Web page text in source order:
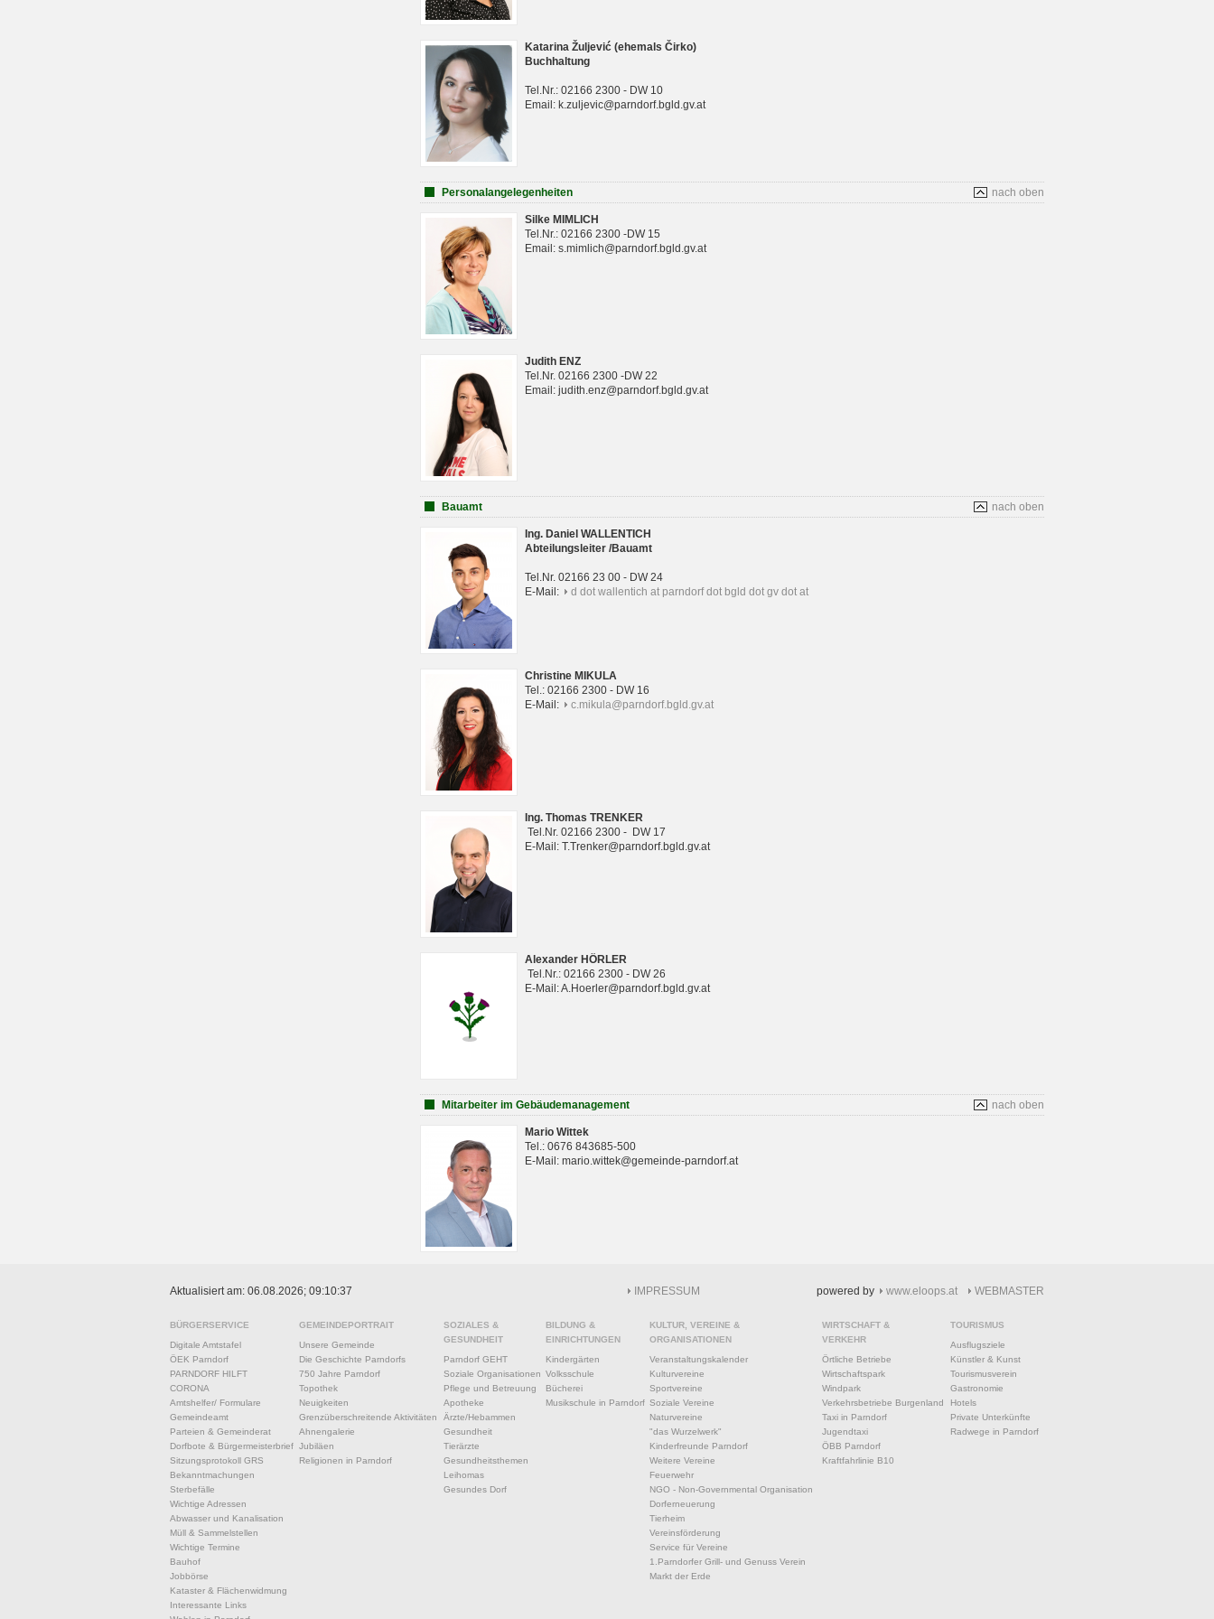
Katarina Žuljević (ehemals Čirko)
Buchhaltung
Tel.Nr.: 02166 2300 - DW 10
Email: k.zuljevic@parndorf.bgld.gv.at
nach oben
Personalangelegenheiten
Silke MIMLICH
Tel.Nr.: 02166 2300 -DW 15
Email: s.mimlich@parndorf.bgld.gv.at
Judith ENZ
Tel.Nr. 02166 2300 -DW 22
Email: judith.enz@parndorf.bgld.gv.at
nach oben
Bauamt
Ing. Daniel WALLENTICH
Abteilungsleiter /Bauamt
Tel.Nr. 02166 23 00 - DW 24
E-Mail:
d dot wallentich at parndorf dot bgld dot gv dot at
Christine MIKULA
Tel.: 02166 2300 - DW 16
E-Mail:
c.mikula@parndorf.bgld.gv.at
Ing. Thomas TRENKER
Tel.Nr. 02166 2300 - DW 17
E-Mail: T.Trenker@parndorf.bgld.gv.at
Alexander HÖRLER
Tel.Nr.: 02166 2300 - DW 26
E-Mail: A.Hoerler@parndorf.bgld.gv.at
nach oben
Mitarbeiter im Gebäudemanagement
Mario Wittek
Tel.: 0676 843685-500
E-Mail: mario.wittek@gemeinde-parndorf.at
Aktualisiert am: 06.08.2026; 09:10:37 IMPRESSUM powered by www.eloops.at WEBMASTER
BÜRGERSERVICE
Digitale Amtstafel
ÖEK Parndorf
PARNDORF HILFT
CORONA
Amtshelfer/ Formulare
Gemeindeamt
Parteien & Gemeinderat
Dorfbote & Bürgermeisterbrief
Sitzungsprotokoll GRS
Bekanntmachungen
Sterbefälle
Wichtige Adressen
Abwasser und Kanalisation
Müll & Sammelstellen
Wichtige Termine
Bauhof
Jobbörse
Kataster & Flächenwidmung
Interessante Links
GEMEINDEPORTRAIT
Unsere Gemeinde
Die Geschichte Parndorfs
750 Jahre Parndorf
Topothek
Neuigkeiten
Grenzüberschreitende Aktivitäten
Ahnengalerie
Jubiläen
Religionen in Parndorf
SOZIALES &
GESUNDHEIT
Parndorf GEHT
Soziale Organisationen
Pflege und Betreuung
Apotheke
Ärzte/Hebammen
Gesundheit
Tierärzte
Gesundheitsthemen
Leihomas
Gesundes Dorf
BILDUNG &
EINRICHTUNGEN
Kindergärten
Volksschule
Bücherei
Musikschule in Parndorf
KULTUR, VEREINE &
ORGANISATIONEN
Veranstaltungskalender
Kulturvereine
Sportvereine
Soziale Vereine
Naturvereine
"das Wurzelwerk"
Kinderfreunde Parndorf
Weitere Vereine
Feuerwehr
NGO - Non-Governmental Organisation
Dorferneuerung
Tierheim
Vereinsförderung
Service für Vereine
1.Parndorfer Grill- und Genuss Verein
Markt der Erde
WIRTSCHAFT &
VERKEHR
Örtliche Betriebe
Wirtschaftspark
Windpark
Verkehrsbetriebe Burgenland
Taxi in Parndorf
Jugendtaxi
ÖBB Parndorf
Kraftfahrlinie B10
TOURISMUS
Ausflugsziele
Künstler & Kunst
Tourismusverein
Gastronomie
Hotels
Private Unterkünfte
Radwege in Parndorf